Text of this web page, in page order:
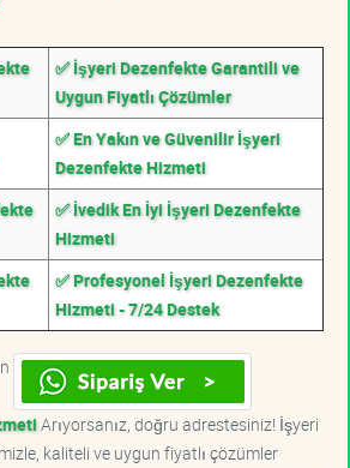
✅ İşyeri Dezenfekte Garantili ve
Uygun Fiyatlı Çözümler
✅ En Yakın ve Güvenilir İşyeri
Dezenfekte Hizmeti
✅ İvedik En İyi İşyeri Dezenfekte
Hizmeti
✅ Profesyonel İşyeri Dezenfekte
Hizmeti - 7/24 Destek
Arıyorsanız, doğru adrestesiniz! İşyeri
kaliteli ve uygun fiyatlı çözümler